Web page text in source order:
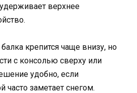
верхнее
крепится чаще внизу, но
с консолью сверху или
удобно, если
часто заметает снегом.